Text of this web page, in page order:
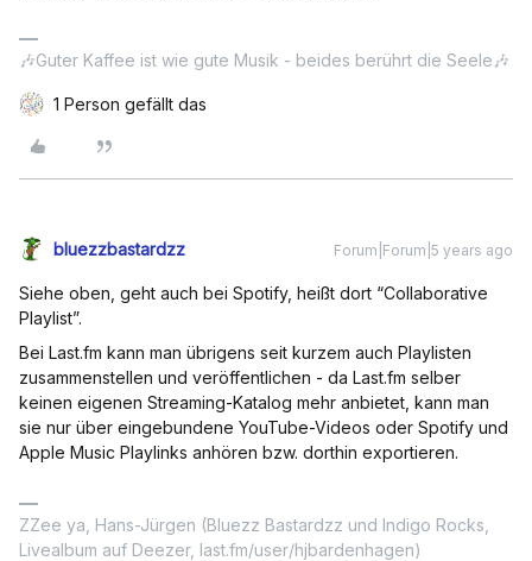
🎶Guter Kaffee ist wie gute Musik - beides berührt die Seele🎶
1 Person gefällt das
bluezzbastardzz Forum|Forum|5 years ago
Siehe oben, geht auch bei Spotify, heißt dort “Collaborative
Playlist”.
Bei Last.fm kann man übrigens seit kurzem auch Playlisten
zusammenstellen und veröffentlichen - da Last.fm selber
keinen eigenen Streaming-Katalog mehr anbietet, kann man
sie nur über eingebundene YouTube-Videos oder Spotify und
Apple Music Playlinks anhören bzw. dorthin exportieren.
ZZee ya, Hans-Jürgen (Bluezz Bastardzz und Indigo Rocks,
Livealbum auf Deezer, last.fm/user/hjbardenhagen)